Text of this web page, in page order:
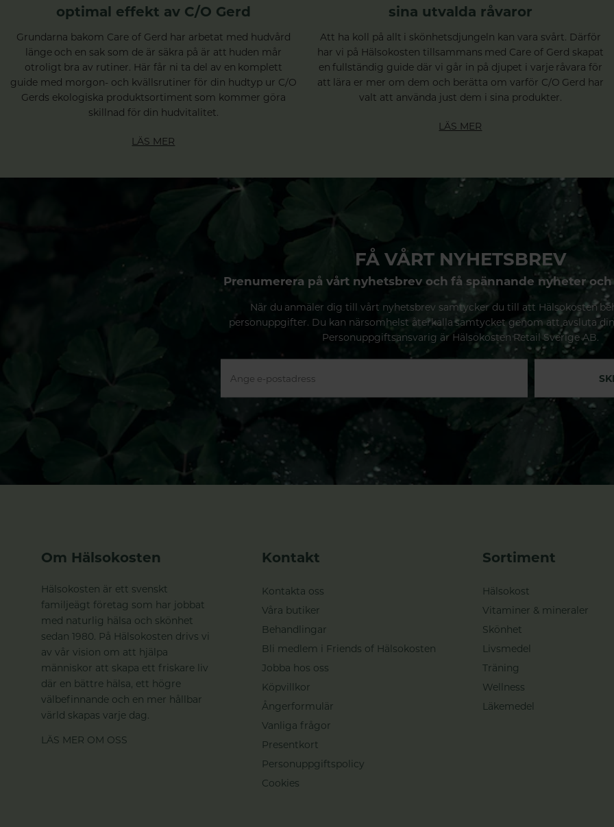
optimal effekt av C/O Gerd
Grundarna bakom Care of Gerd har arbetat med hudvård
länge och en sak som de är säkra på är att huden mår
otroligt bra av rutiner. Här får ni ta del av en komplett
guide med morgon- och kvällsrutiner för din hudtyp ur C/O
Gerds ekologiska produktsortiment som kommer göra
skillnad för din hudvitalitet.
LÄS MER
sina utvalda råvaror
Att ha koll på allt i skönhetsdjungeln kan vara svårt. Därför
har vi på Hälsokosten tillsammans med Care of Gerd skapat
en fullständig guide där vi går in på djupet i varje råvara för
att lära er mer om dem och berätta om varför C/O Gerd har
valt att använda just dem i sina produkter.
LÄS MER
FÅ VÅRT NYHETSBREV
Prenumerera på vårt nyhetsbrev och få spännande nyheter
När du anmäler dig till vårt nyhetsbrev samtycker du till att Hälsokosten
personuppgifter. Du kan närsomhelst återkalla samtycket genom att avsluta
Personuppgiftsansvarig är Hälsokosten Retail Sverige AB.
Om Hälsokosten
Hälsokosten är ett svenskt
familjeägt företag som har jobbat
med naturlig hälsa och skönhet
sedan 1980. På Hälsokosten drivs vi
av vår vision om att hjälpa
människor att skapa ett friskare liv
där en bättre hälsa, ett högre
välbefinnande och en mer hållbar
värld skapas varje dag.
LÄS MER OM OSS
Kontakt
Kontakta oss
Våra butiker
Behandlingar
Bli medlem i Friends of Hälsokosten
Jobba hos oss
Köpvillkor
Ångerformulär
Vanliga frågor
Presentkort
Personuppgiftspolicy
Cookies
Sortiment
Hälsokost
Vitaminer & mineraler
Skönhet
Livsmedel
Träning
Wellness
Läkemedel